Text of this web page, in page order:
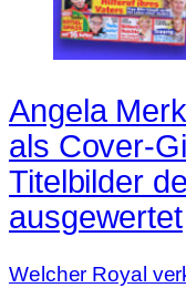
Angela
als Cover-
Titelbilder
ausgewertet
Welcher Royal